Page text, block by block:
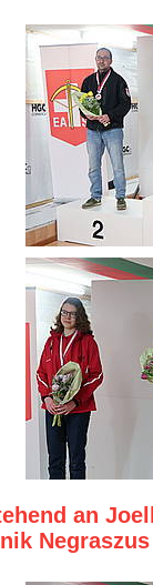
an
Negraszus